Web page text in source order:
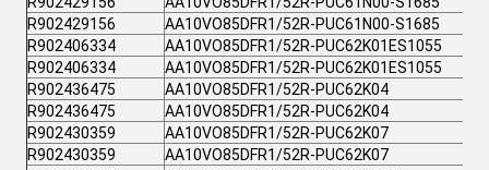
R902429156
AA10VO85DFR1/52R-PUC61N00-S1685
R902406334
AA10VO85DFR1/52R-PUC62K01ES1055
R902406334
AA10VO85DFR1/52R-PUC62K01ES1055
R902436475
AA10VO85DFR1/52R-PUC62K04
R902436475
AA10VO85DFR1/52R-PUC62K04
R902430359
AA10VO85DFR1/52R-PUC62K07
R902430359
AA10VO85DFR1/52R-PUC62K07